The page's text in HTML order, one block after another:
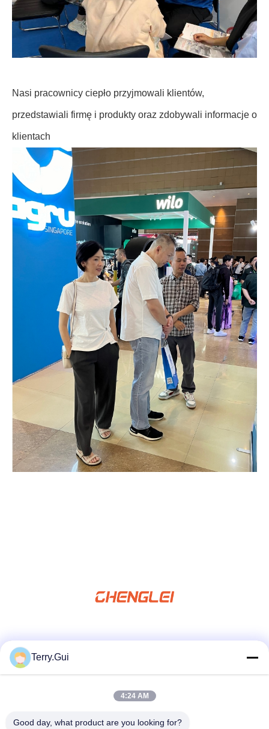
Nasi pracownicy ciepło przyjmowali klientów,
przedstawiali firmę i produkty oraz zdobywali informacje o
klientach
Szybki kontakt
teren
Terry.Gui
4:24 AM
Good day, what product are you looking for?